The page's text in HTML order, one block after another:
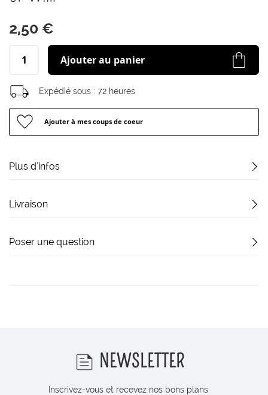
début
la
2,50 €
Ajouter au panier
Expédié sous : 72 heures
Ajouter à mes coups de coeur
Plus d'infos
Livraison
Poser une question
NEWSLETTER
Inscrivez-vous et recevez nos bons plans